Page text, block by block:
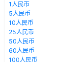
1人民币
5人民币
10人民币
25人民币
50人民币
60人民币
100人民币